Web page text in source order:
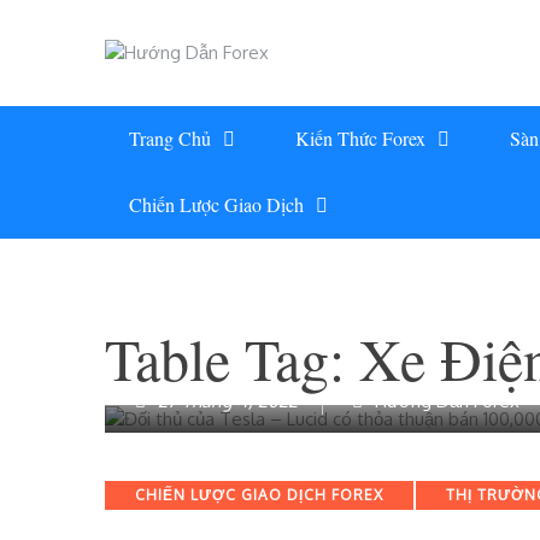
Trang Chủ Kiến Thức Forex
Chiến Lược Giao Dịch
Table Tag: Xe
27 Tháng 4, 2022 Hướng Dẫn Forex
Categories
CHIẾN LƯỢC GIAO DỊCH FOREX THỊ